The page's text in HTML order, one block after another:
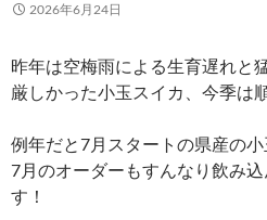
2026年6月24日
昨年は空梅雨による生育遅れと
厳しかった小玉スイカ、今季は
例年だと7月スタートの県産の
7月のオーダーもすんなり飲み
す！